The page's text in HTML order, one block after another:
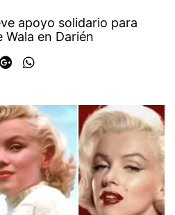
apoyo solidario para
Wala en Darién